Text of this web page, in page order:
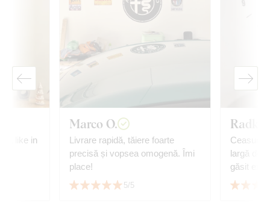
like in
Marco O.
Livrare rapidă, tăiere foarte
precisă și vopsea omogenă. Îmi
place!
5/5
Radka
largă de
găsit
cu
😊